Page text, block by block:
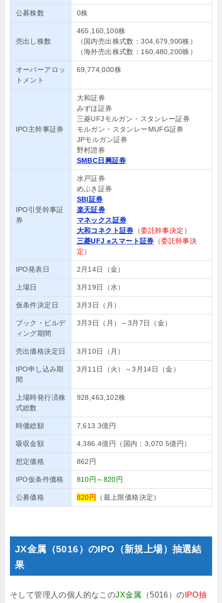
公募株数 0株
売出し株数
465,160,100株
（国内売出株式数：304,679,900株）
（海外売出株式数：160,480,200株）
オーバーアロッ
トメント
69,774,000株
IPO主幹事証券
大和証券
みずほ証券
三菱UFJモルガン・スタンレー証券
モルガン・スタンレーMUFG証券
JPモルガン証券
野村證券
SMBC日興証券
IPO引受幹事証
券
水戸証券
めぶき証券
SBI証券
楽天証券
マネックス証券
大和コネクト証券 （委託幹事決定 ）
三菱UFJ eスマート証券 （委託幹事決
定）
IPO発表日 2月14日（金）
上場日 3月19日（水）
仮条件決定日 3月3日（月）
ブック・ビルデ
ィング期間
3月3日（月）～3月7日（金）
売出価格決定日 3月10日（月）
IPO申し込み期
間
3月11日（火）～3月14日（金）
上場時発行済株
式総数
928,463,102株
時価総額 7,613.3億円
吸収金額 4,386.4億円（国内：3,070.5億円）
想定価格 862円
IPO仮条件価格 810円～820円
公募価格 820円 （最上限価格決定）
JX金属（5016）のIPO（新規上場）抽選結
果
そして管理人の個人的なこのJX金属 （5016）の IPO抽